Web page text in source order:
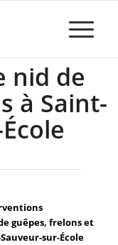
nid de
à Saint-
guêpes, frelons et
sur-École